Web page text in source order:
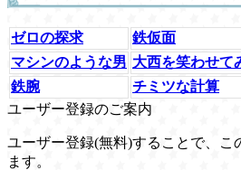
ゼロの探求
鉄仮面
マシンのような男 大西を笑わせて
鉄腕
チミツな計算
ユーザー登録のご案内
ユーザー登録(無料)することで、こ
ます。